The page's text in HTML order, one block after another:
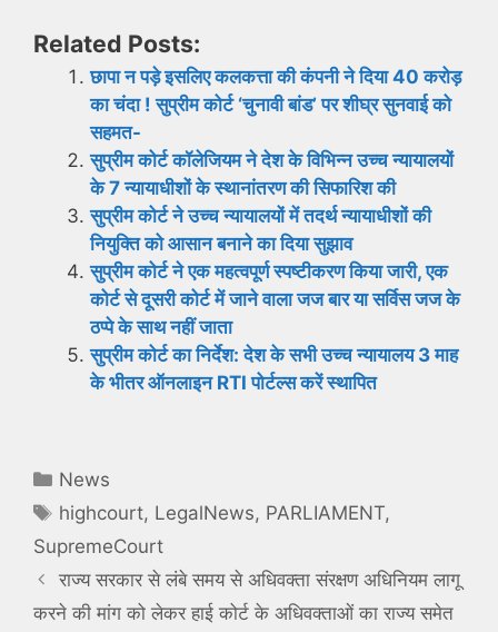
Related Posts:
छापा न पड़े इसलिए कलकत्ता की कंपनी ने दिया 40 करोड़
का चंदा ! सुप्रीम कोर्ट ‘चुनावी बांड’ पर शीघ्र सुनवाई को
सहमत-
सुप्रीम कोर्ट कॉलेजियम ने देश के विभिन्न उच्च न्यायालयों
के 7 न्यायाधीशों के स्थानांतरण की सिफारिश की
सुप्रीम कोर्ट ने उच्च न्यायालयों में तदर्थ न्यायाधीशों की
नियुक्ति को आसान बनाने का दिया सुझाव
सुप्रीम कोर्ट ने एक महत्वपूर्ण स्पष्टीकरण किया जारी, एक
कोर्ट से दूसरी कोर्ट में जाने वाला जज बार या सर्विस जज के
ठप्पे के साथ नहीं जाता
सुप्रीम कोर्ट का निर्देश: देश के सभी उच्च न्यायालय 3 माह
के भीतर ऑनलाइन RTI पोर्टल्स करें स्थापित
Categories
News
Tags
highcourt, LegalNews, PARLIAMENT,
SupremeCourt
राज्य सरकार से लंबे समय से अधिवक्ता संरक्षण अधिनियम लागू
करने की मांग को लेकर हाई कोर्ट के अधिवक्ताओं का राज्य समेत